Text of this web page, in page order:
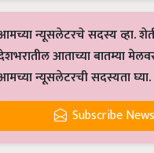
न्यूसलेटरचे सदस्य व्हा.
आताच्या बातम्या
न्यूसलेटरची सदस्यता घ्या.
Subscribe